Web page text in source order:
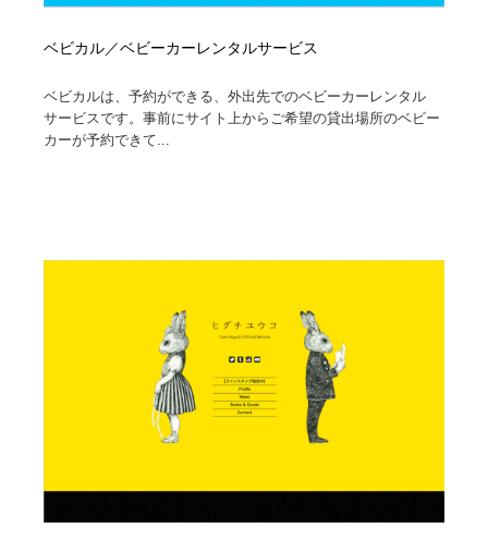
ベビカル／ベビーカーレンタルサービス
ベビカルは、予約ができる、外出先でのベビーカーレンタル
サービスです。事前にサイト上からご希望の貸出場所のベビー
カーが予約できて...